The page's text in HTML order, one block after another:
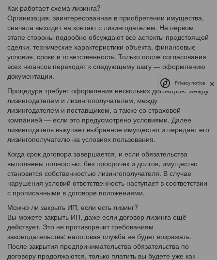
Как работает схема лизинга?
Организация, заинтересованная в приобретении имущества,
сначала выходит на контакт с лизингодателем. На первом
этапе стороны подробно обсуждают все аспекты предстоящей
сделки: технические характеристики объекта, финансовые
условия, сроки и ответственность. Только после согласования
всех нюансов переходят к следующему шагу — оформлению
документации.
Процедура требует оформления нескольких договоров: между
лизингодателем и лизингополучателем, между
лизингодателем и поставщиком, а также со страховой
компанией — если это предусмотрено условиями. Далее
лизингодатель выкупает выбранное имущество и передаёт его
лизингополучателю на условиях пользования.
Когда срок договора завершается, и если обязательства
выполнены полностью, без просрочек и долгов, имущество
становится собственностью лизингополучателя. В случае
нарушения условий ответственность наступает в соответствии
с прописанными в договоре положениями.
Можно ли закрыть ИП, если есть лизинг?
Вы можете закрыть ИП, даже если договор лизинга ещё
действует. Это не противоречит требованиям
законодательства: налоговая служба не будет возражать.
После закрытия предпринимательства обязательства по
договору продолжаются, только платить вы будете уже как
Privacy notice